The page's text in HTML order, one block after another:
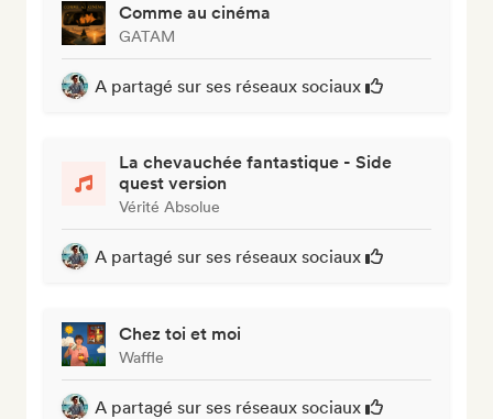
Comme au cinéma
GATAM
A partagé sur ses réseaux sociaux
La chevauchée fantastique - Side
quest version
Vérité Absolue
A partagé sur ses réseaux sociaux
Chez toi et moi
Waffle
A partagé sur ses réseaux sociaux